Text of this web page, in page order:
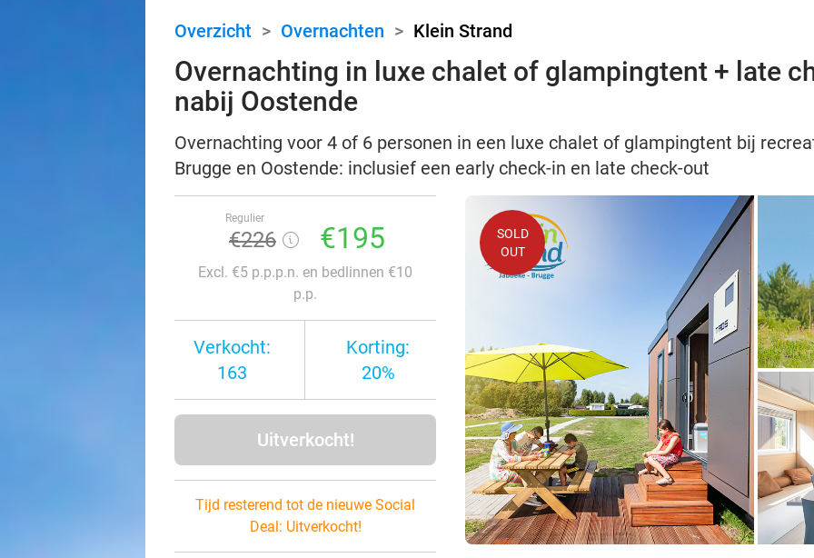
Overzicht > Overnachten > Klein Strand
Overnachting in luxe chalet of glampingtent + late
nabij Oostende
Overnachting voor 4 of 6 personen in een luxe chalet of glampingtent bij
Brugge en Oostende: inclusief een early check-in en late check-out
Regulier
€226 €195
Excl. €5 p.p.p.n. en bedlinnen €10
p.p.
Verkocht:
163
Korting:
20%
Uitverkocht!
Tijd resterend tot de nieuwe Social
Deal: Uitverkocht!
SOLD
OUT